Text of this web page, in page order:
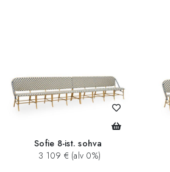
Sofie 8-ist. sohva
3 109 € (alv 0%)